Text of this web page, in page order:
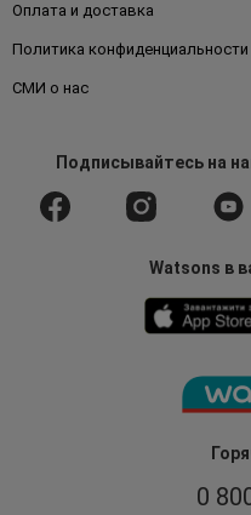
0
Оплата и доставка
Политика конфиденциальности
СМИ о нас
Подписывайтесьна
Watsons в